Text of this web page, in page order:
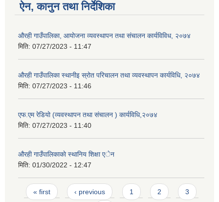
ऐन, कानुन तथा निर्देशिका
औरही गाउँपालिका, आयोजना व्यवस्थापन तथा संचालन कार्यविविध, २०७४
मिति: 07/27/2023 - 11:47
औरही गाउँपालिका स्थानीइ स्रोत परिचालन तथा व्यवस्थापन कार्यविधि, २०७४
मिति: 07/27/2023 - 11:46
एफ.एम रेडियो (व्यवस्थापन तथा संचालन ) कार्यविधि,२०७४
मिति: 07/27/2023 - 11:40
औरही गाउँपालिकाकाे स्थानिय शिक्षा एेन
मिति: 01/30/2022 - 12:47
Pages
« first ‹ previous 1 2 3